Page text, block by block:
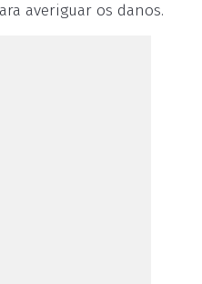
averiguar os danos.